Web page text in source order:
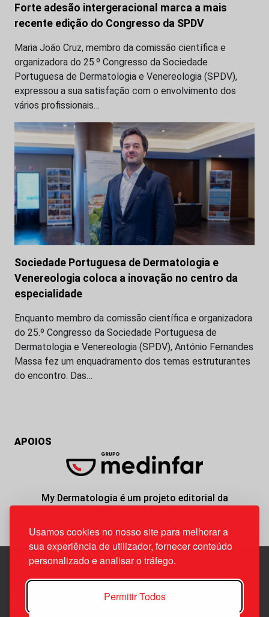
Usamos cookies no nosso site para melhorar a
sua experiência de utilizador, fornecer conteúdo
personalizado e analisar o tráfego.
Permitir Todos
Forte adesão intergeracional marca a mais
recente edição do Congresso da SPDV
Maria João Cruz, membro da comissão científica e
organizadora do 25.º Congresso da Sociedade
Portuguesa de Dermatologia e Venereologia (SPDV),
expressou a sua satisfação com o envolvimento dos
vários profissionais…
Sociedade Portuguesa de Dermatologia e
Venereologia coloca a inovação no centro da
especialidade
Enquanto membro da comissão científica e organizadora
do 25.º Congresso da Sociedade Portuguesa de
Dermatologia e Venereologia (SPDV), António Fernandes
Massa fez um enquadramento dos temas estruturantes
do encontro. Das…
APOIOS
My Dermatologia é um projeto editorial da
responsabilidade da News Farma, possível com o
Edif. Lisboa Oriente | Av. Infante D. Henrique, n.º 333H, esc.
1800-282 Lisboa | Portugal